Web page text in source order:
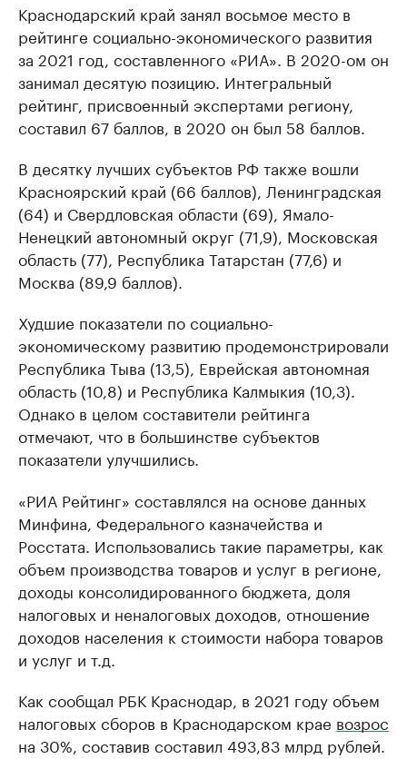
Краснодарский край занял восьмое место в
рейтинге социально-экономического развития
за 2021 год, составленного «РИА». В 2020-ом он
занимал десятую позицию. Интегральный
рейтинг, присвоенный экспертами региону,
составил 67 баллов, в 2020 он был 58 баллов.
В десятку лучших субъектов РФ также вошли
Красноярский край (66 баллов), Ленинградская
(64) и Свердловская области (69), Ямало-
Ненецкий автономный округ (71,9), Московская
область (77), Республика Татарстан (77,6) и
Москва (89,9 баллов).
Худшие показатели по социально-
экономическому развитию продемонстрировали
Республика Тыва (13,5), Еврейская автономная
область (10,8) и Республика Калмыкия (10,3).
Однако в целом составители рейтинга
отмечают, что в большинстве субъектов
показатели улучшились.
«РИА Рейтинг» составлялся на основе данных
Минфина, Федерального казначейства и
Росстата. Использовались такие параметры, как
объем производства товаров и услуг в регионе,
доходы консолидированного бюджета, доля
налоговых и неналоговых доходов, отношение
доходов населения к стоимости набора товаров
и услуг и т.д.
Как сообщал РБК Краснодар, в 2021 году объем
налоговых сборов в Краснодарском крае возрос
на 30%, составив составил 493,83 млрд рублей.